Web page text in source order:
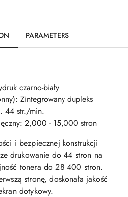
PARAMETERS
czarno-biały
Zintegrowany dupleks
44 str./min.
2,000 - 15,000 stron
i bezpiecznej konstrukcji
drukowanie do 44 stron na
tonera do 28 400 stron.
stronę, doskonała jakość
dotykowy.